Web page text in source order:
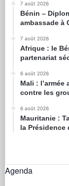
7 août 2026
Bénin –
ambassade à
7 août 2026
Afrique : le
partenariat
6 août 2026
Mali :
contre les
6 août 2026
Mauritanie :
la Présidence
Agenda